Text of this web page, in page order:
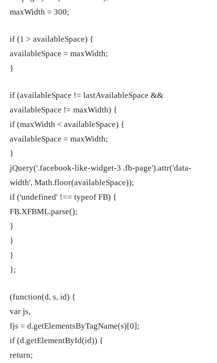
maxWidth = 300;
if (1 > availableSpace) {
availableSpace = maxWidth;
}
if (availableSpace != lastAvailableSpace &&
availableSpace != maxWidth) {
if (maxWidth < availableSpace) {
availableSpace = maxWidth;
}
jQuery('.facebook-like-widget-3 .fb-page').attr('data-
width', Math.floor(availableSpace));
if ('undefined' !== typeof FB) {
FB.XFBML.parse();
}
}
}
};
(function(d, s, id) {
var js,
fjs = d.getElementsByTagName(s)[0];
if (d.getElementById(id)) {
return;